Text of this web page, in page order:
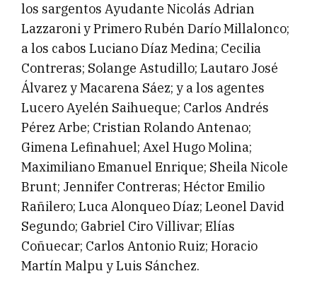
los sargentos Ayudante Nicolás Adrian
Lazzaroni y Primero Rubén Darío Millalonco;
a los cabos Luciano Díaz Medina; Cecilia
Contreras; Solange Astudillo; Lautaro José
Álvarez y Macarena Sáez; y a los agentes
Lucero Ayelén Saihueque; Carlos Andrés
Pérez Arbe; Cristian Rolando Antenao;
Gimena Lefinahuel; Axel Hugo Molina;
Maximiliano Emanuel Enrique; Sheila Nicole
Brunt; Jennifer Contreras; Héctor Emilio
Rañilero; Luca Alonqueo Díaz; Leonel David
Segundo; Gabriel Ciro Villivar; Elías
Coñuecar; Carlos Antonio Ruiz; Horacio
Martín Malpu y Luis Sánchez.